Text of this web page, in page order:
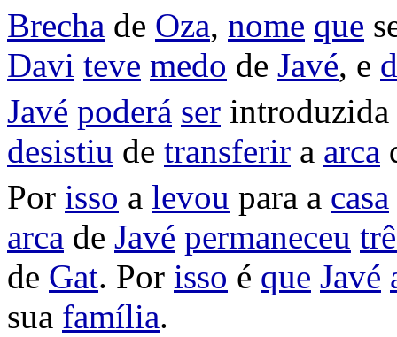
Brecha de Oza, nome que
Davi teve medo de Javé, e
Javé poderá ser introduzida
desistiu de transferir a arca
Por isso a levou para a casa
arca de Javé permaneceu
de Gat. Por isso é que Javé
sua família.